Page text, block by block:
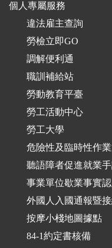
個人專屬服務
違法雇主查詢
勞檢立即GO
調解便利通
職訓補給站
勞動教育平臺
勞工活動中心
勞工大學
危險性及臨時性作
聽語障者促進就業
事業單位歇業事實
外國人入國通報暨
按摩小棧地圖據點
84-1約定書核備